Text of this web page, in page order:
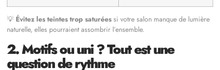
💡 Évitez les teintes trop saturées si votre salon manque de lumière
naturelle, elles pourraient assombrir l’ensemble.
2. Motifs ou uni ? Tout est une
question de rythme